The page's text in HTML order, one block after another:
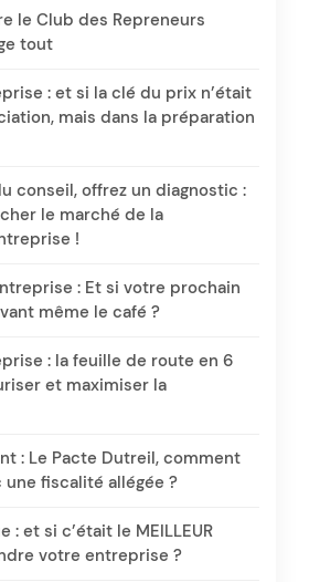
le Club des Repreneurs
tout
: et si la clé du prix n’était
mais dans la préparation
conseil, offrez un diagnostic :
le marché de la
!
: Et si votre prochain
même le café ?
: la feuille de route en 6
et maximiser la
: Le Pacte Dutreil, comment
fiscalité allégée ?
: et si c’était le MEILLEUR
votre entreprise ?